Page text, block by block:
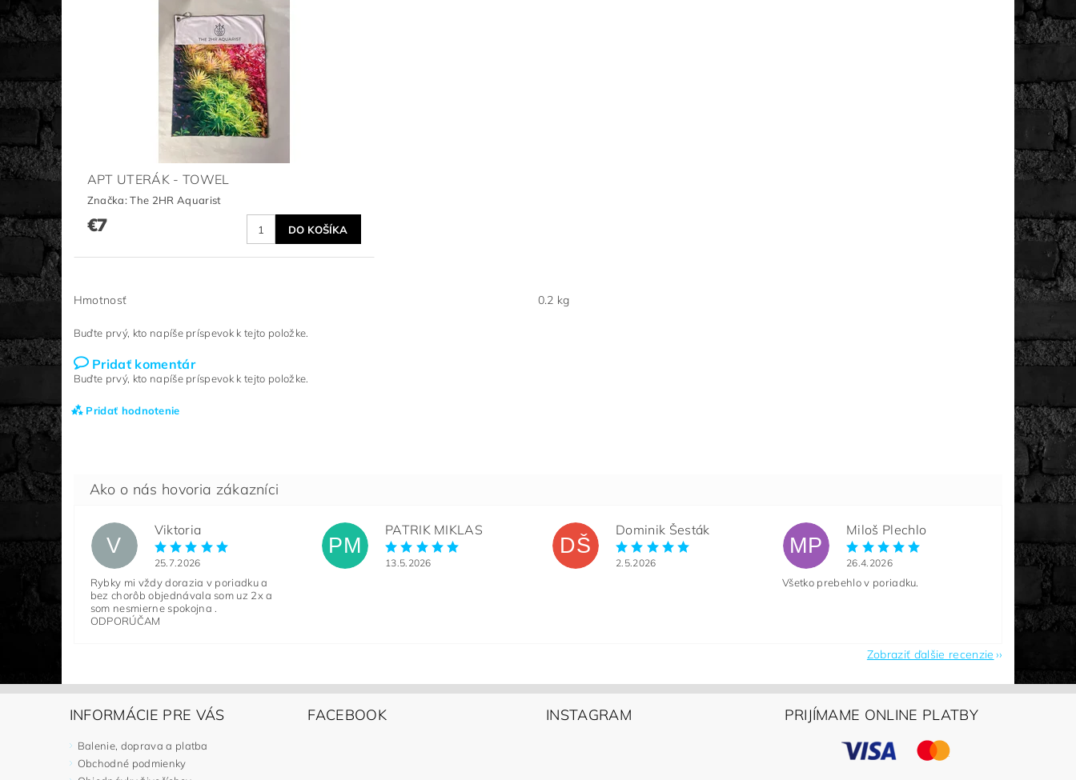
APT UTERÁK - TOWEL
Značka:The 2HR Aquarist
€7
Hmotnosť 0.2 kg
Buďte prvý, kto napíše príspevok k tejto položke.
Pridať komentár
Buďte prvý, kto napíše príspevok k tejto položke.
Pridať hodnotenie
V
Viktoria
25.7.2026
Rybky mi vždy dorazia v poriadku a
bez chorôb objednávala som uz 2x a
som nesmierne spokojna .
ODPORÚČAM
PM
PATRIK MIKLAS
13.5.2026
DŠ
Dominik Šesták
2.5.2026
MP
Miloš Plechlo
26.4.2026
Všetko prebehlo v poriadku.
Zobraziť ďalšie recenzie
INFORMÁCIE PRE VÁS
Balenie, doprava a platba
Obchodné podmienky
FACEBOOK INSTAGRAM PRIJÍMAME ONLINE PLATBY